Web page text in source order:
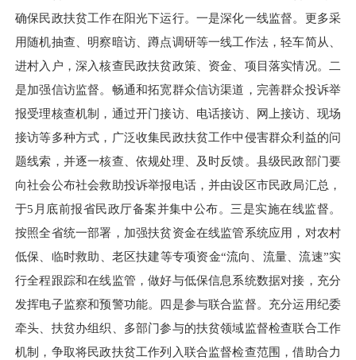
确保民政扶贫工作在阳光下运行。一是深化一线监督。更多采
用随机抽查、明察暗访、蹲点调研等一线工作法，轻车简从、
进村入户，深入核查民政扶贫政策、资金、项目落实情况。二
是加强信访监督。畅通和拓宽群众信访渠道，完善群众投诉举
报受理核查机制，通过开门接访、电话接访、网上接访、现场
接访等多种方式，广泛收集民政扶贫工作中侵害群众利益的问
题线索，并逐一核查、依规处理、及时反馈。县级民政部门要
向社会公布社会救助投诉举报电话，并由设区市民政局汇总，
于5月底前报省民政厅备案并集中公布。三是实施在线监督。
按照全省统一部署，加强扶贫资金在线监管系统应用，对农村
低保、临时救助、老区扶建等专项资金“流向、流量、流速”实
行全程跟踪和在线监管，做好与低保信息系统数据对接，充分
发挥电子监察和预警功能。四是参与联合监督。充分运用纪委
牵头、扶贫办组织、多部门参与的扶贫领域监督检查联合工作
机制，争取将民政扶贫工作列入联合监督检查范围，借助合力